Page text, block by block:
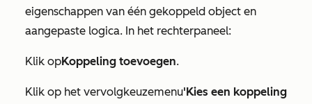
eigenschappen van één gekoppeld object en
aangepaste logica. In het rechterpaneel:
Klik opKoppeling toevoegen.
Klik op het vervolgkeuzemenu'Kies een koppeling